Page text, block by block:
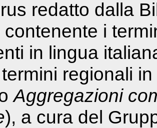
redatto dalla
contenente i
in lingua
regionali
Aggregazioni
), a cura del